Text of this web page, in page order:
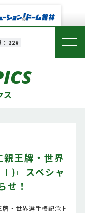
：22#
ス
王牌・世界
Ⅰ)』スペシャ
せ！
・世界選手権記念ト